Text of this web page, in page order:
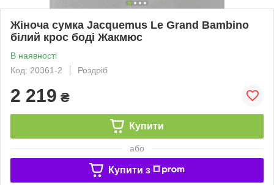
Жіноча сумка Jacquemus Le Grand Bambino
білий крос боді Жакмюс
В наявності
Код: 20361-2
Роздріб
2 219 ₴
Купити
або
Купити з